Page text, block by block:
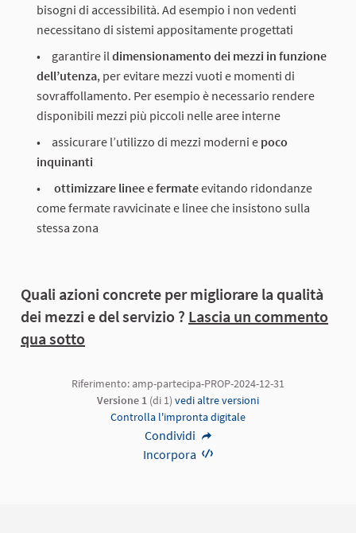
bisogni di accessibilità. Ad esempio i non vedenti
necessitano di sistemi appositamente progettati
garantire ildimensionamento dei mezzi in funzione
dell’utenza, per evitare mezzi vuoti e momenti di
sovraffollamento. Per esempio è necessario rendere
disponibili mezzi più piccoli nelle aree interne
assicurare l’utilizzo di mezzi moderni e poco
inquinanti
ottimizzare linee e fermateevitando ridondanze
come fermate ravvicinate e linee che insistono sulla
stessa zona
Quali azioni concrete per migliorare la qualità
dei mezzi e del servizio ? Lascia un commento
qua sotto
Riferimento: amp-partecipa-PROP-2024-12-31
Versione 1 (di 1) vedi altre versioni
Controlla l'impronta digitale
Condividi
Incorpora